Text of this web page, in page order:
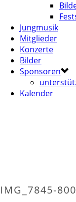
Jungmusik
Mitglieder
Konzerte
Bilder
Sponsoren
Kalender
IMG_7845-